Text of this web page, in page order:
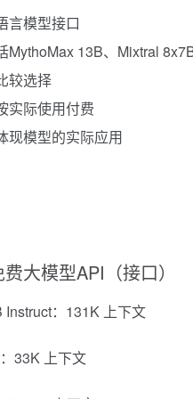
言模型接口
MythoMax 13B、Mixtral
较选择
实际使用付费
现模型的实际应用
大模型API（接口）
Instruct：131K 上下文
33K 上下文